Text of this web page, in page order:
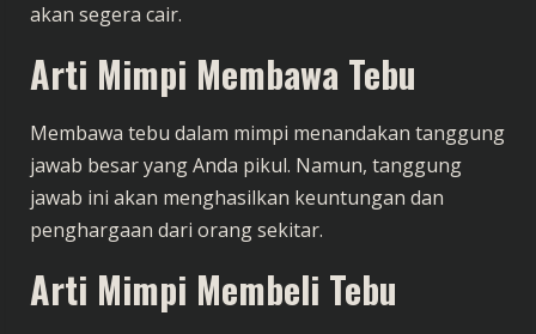
akan segera cair.
Arti Mimpi Membawa Tebu
Membawa tebu dalam mimpi menandakan tanggung
jawab besar yang Anda pikul. Namun, tanggung
jawab ini akan menghasilkan keuntungan dan
penghargaan dari orang sekitar.
Arti Mimpi Membeli Tebu